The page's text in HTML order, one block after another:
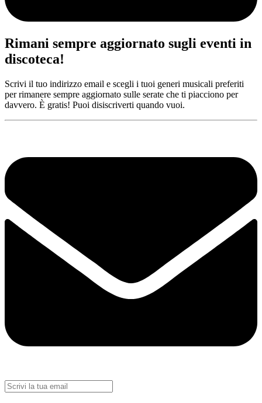
Rimani sempre aggiornato sugli eventi in
discoteca!
Scrivi il tuo indirizzo email e scegli i tuoi generi musicali preferiti
per rimanere sempre aggiornato sulle serate che ti piacciono per
davvero. È gratis! Puoi disiscriverti quando vuoi.